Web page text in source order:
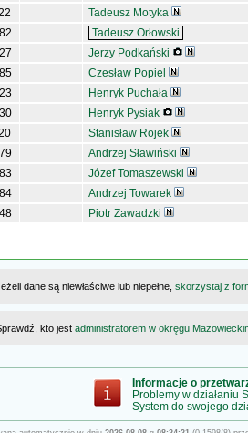
Tadeusz Motyka
Tadeusz Orłowski
Jerzy Podkański
Czesław Popiel
Henryk Puchała
Henryk Pysiak
Stanisław Rojek
Andrzej Sławiński
Józef Tomaszewski
Andrzej Towarek
Piotr Zawadzki
dane są niewłaściwe lub niepełne, skorzystaj z
kto jest administratorem w okręgu
Informacje o
Problemy w działaniu
System do swojego